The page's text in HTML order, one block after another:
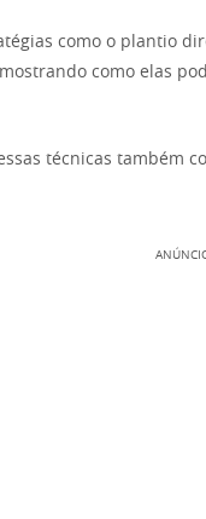
como o plantio
como elas
técnicas também